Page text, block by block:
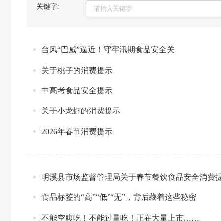
关键字:
台风“巴威”逼近！守牢汛期食品安全关
关于桃子的消费提示
中高考食品安全提示
关于小龙虾的消费提示
2026年春节消费提示
明溪县市场监督管理局关于春节餐饮食品安全消费
食品标签的“高”“低”“无”，背后藏着这些秘密
不能空腹吃！不能过量吃！正在大量上市……